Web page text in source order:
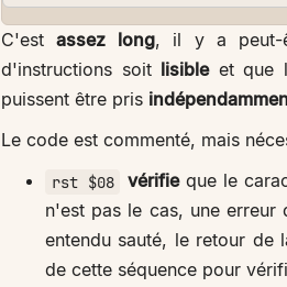
C'estassez long, il y a peut-
d'instructions soit lisibleet que
puissent être pris
Le code est commenté, mais
rst $08 vérifieque le
n'est pas le cas, une erreur
entendu sauté, le retour de
de cette séquence pour